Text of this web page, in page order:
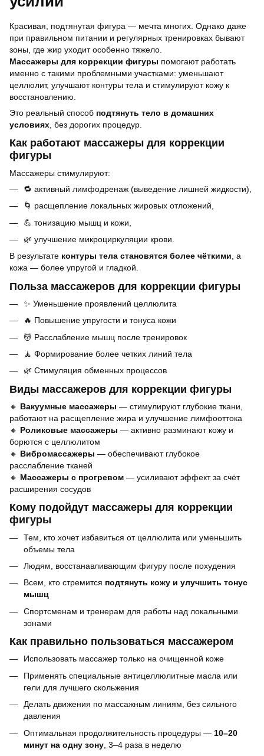
Красивая, подтянутая фигура — мечта многих. Однако даже
при правильном питании и регулярных тренировках бывают
зоны, где жир уходит особенно тяжело.
Массажеры для коррекции фигуры помогают работать
именно с такими проблемными участками: уменьшают
целлюлит, улучшают контуры тела и стимулируют кожу к
восстановлению.
Это реальный способ подтянуть тело в домашних
условиях , без дорогих процедур.
Как работают массажеры для коррекции
фигуры
Массажеры стимулируют:
🔁 активный лимфодренаж (выведение лишней жидкости),
🌀 расщепление локальных жировых отложений,
💪 тонизацию мышц и кожи,
🌿 улучшение микроциркуляции крови.
В результате контуры тела становятся более чёткими, а
кожа — более упругой и гладкой.
Польза массажеров для коррекции фигуры
✨ Уменьшение проявлений целлюлита
🔥 Повышение упругости и тонуса кожи
💆 Расслабление мышц после тренировок
🧘 Формирование более четких линий тела
🌿 Стимуляция обменных процессов
Виды массажеров для коррекции фигуры
🔸 Вакуумные массажеры — стимулируют глубокие ткани,
работают на расщепление жира и улучшение лимфооттока
🔸 Роликовые массажеры — активно разминают кожу и
борются с целлюлитом
🔸 Вибромассажеры — обеспечивают глубокое
расслабление тканей
🔸 Массажеры с прогревом — усиливают эффект за счёт
расширения сосудов
Кому подойдут массажеры для коррекции
фигуры
Тем, кто хочет избавиться от целлюлита или уменьшить
объемы тела
Людям, восстанавливающим фигуру после похудения
Всем, кто стремится подтянуть кожу и улучшить тонус
мышц
Спортсменам и тренерам для работы над локальными
зонами
Как правильно пользоваться массажером
Использовать массажер только на очищенной коже
Применять специальные антицеллюлитные масла или
гели для лучшего скольжения
Делать движения по массажным линиям, без сильного
давления
Оптимальная продолжительность процедуры — 10–20
минут на одну зону , 3–4 раза в неделю